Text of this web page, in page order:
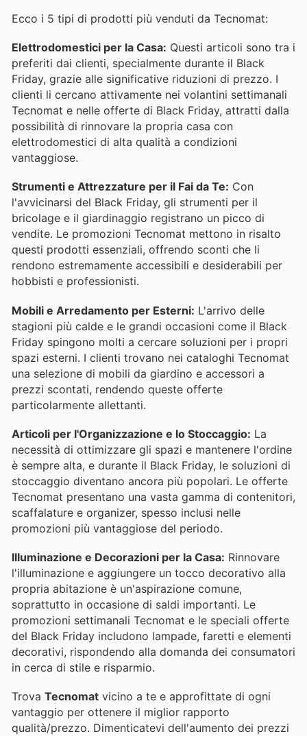
Ecco i 5 tipi di prodotti più venduti da Tecnomat:
Elettrodomestici per la Casa: Questi articoli sono tra i
preferiti dai clienti, specialmente durante il Black
Friday, grazie alle significative riduzioni di prezzo. I
clienti li cercano attivamente nei volantini settimanali
Tecnomat e nelle offerte di Black Friday, attratti dalla
possibilità di rinnovare la propria casa con
elettrodomestici di alta qualità a condizioni
vantaggiose.
Strumenti e Attrezzature per il Fai da Te: Con
l'avvicinarsi del Black Friday, gli strumenti per il
bricolage e il giardinaggio registrano un picco di
vendite. Le promozioni Tecnomat mettono in risalto
questi prodotti essenziali, offrendo sconti che li
rendono estremamente accessibili e desiderabili per
hobbisti e professionisti.
Mobili e Arredamento per Esterni: L'arrivo delle
stagioni più calde e le grandi occasioni come il Black
Friday spingono molti a cercare soluzioni per i propri
spazi esterni. I clienti trovano nei cataloghi Tecnomat
una selezione di mobili da giardino e accessori a
prezzi scontati, rendendo queste offerte
particolarmente allettanti.
Articoli per l'Organizzazione e lo Stoccaggio: La
necessità di ottimizzare gli spazi e mantenere l'ordine
è sempre alta, e durante il Black Friday, le soluzioni di
stoccaggio diventano ancora più popolari. Le offerte
Tecnomat presentano una vasta gamma di contenitori,
scaffalature e organizer, spesso inclusi nelle
promozioni più vantaggiose del periodo.
Illuminazione e Decorazioni per la Casa: Rinnovare
l'illuminazione e aggiungere un tocco decorativo alla
propria abitazione è un'aspirazione comune,
soprattutto in occasione di saldi importanti. Le
promozioni settimanali Tecnomat e le speciali offerte
del Black Friday includono lampade, faretti e elementi
decorativi, rispondendo alla domanda dei consumatori
in cerca di stile e risparmio.
Trova Tecnomat vicino a te e approfittate di ogni
vantaggio per ottenere il miglior rapporto
qualità/prezzo. Dimenticatevi dell'aumento dei prezzi